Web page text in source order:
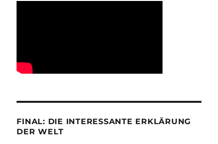
FINAL: DIE INTERESSANTE ERKLÄRUNG
DER WELT